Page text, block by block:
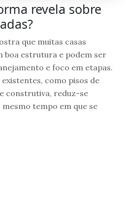
revela sobre
que muitas casas
boa estrutura e podem ser
e foco em etapas.
como pisos de
construtiva, reduz-se
tempo em que se